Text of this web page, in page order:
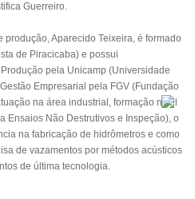
Guerreiro.
produção, Aparecido Teixeira, é formado
de Piracicaba) e possui
pela Unicamp (Universidade
Empresarial pela FGV (Fundação
na área industrial, formação nível
Ensaios Não Destrutivos e Inspeção), o
na fabricação de hidrômetros e como
de vazamentos por métodos acústicos
de última tecnologia.